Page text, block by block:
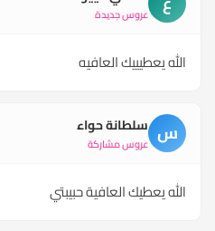
عروس جديدة
الله يعطيييك العافيه
س سلطانة حواء
عروس مشاركة
الله يعطيك العافية حبيبتي